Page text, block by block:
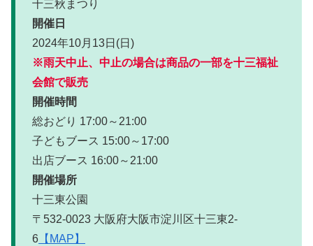
十三秋まつり
開催日
2024年10月13日(日)
※雨天中止、中止の場合は商品の一部を十三福祉
会館で販売
開催時間
総おどり 17:00～21:00
子どもブース 15:00～17:00
出店ブース 16:00～21:00
開催場所
十三東公園
〒532-0023 大阪府大阪市淀川区十三東2-
6 【MAP】